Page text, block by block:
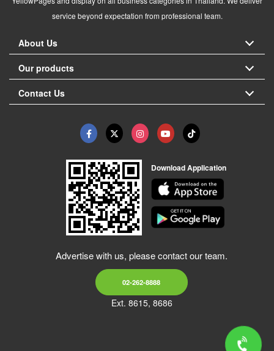
service beyond expectation from professional team.
About Us
Our products
Contact Us
Download Application
Advertise with us, please contact our team.
02-262-8888
Ext. 8615, 8686